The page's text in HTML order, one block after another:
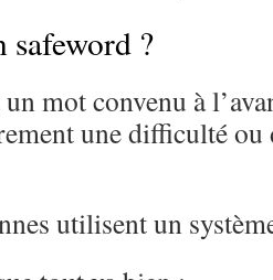
safeword ?
mot convenu à
une difficulté ou
utilisent un